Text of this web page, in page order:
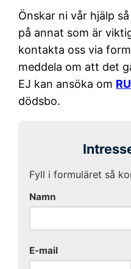
Önskar ni vår hjälp
på annat som är
kontakta oss via
meddela om att det
EJ kan ansöka om
dödsbo.
Fyll i formuläret så
Namn
E-mail